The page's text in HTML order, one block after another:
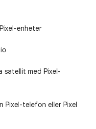
enheter
satellit med Pixel-
Pixel-telefon eller Pixel